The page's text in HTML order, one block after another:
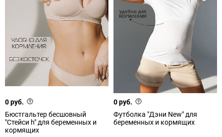
0 руб.
Бюстгальтер бесшовный
"Стейси h" для беременных и
кормящих
0 руб.
Футболка "Дэни New" для
беременных и кормящих